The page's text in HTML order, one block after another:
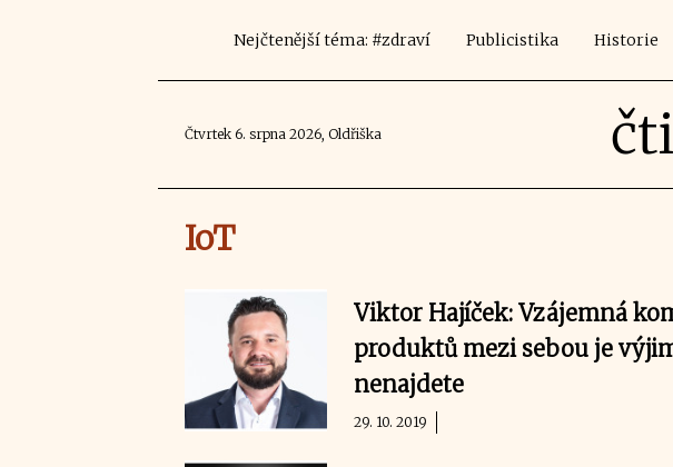
Nejčtenější téma: #zdraví Publicistika Historie
Čtvrtek 6. srpna 2026, Oldřiška
IoT
Viktor Hajíček: Vzájemná
produktů mezi sebou je
nenajdete
29. 10. 2019